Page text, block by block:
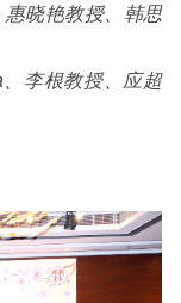
晓艳教授、韩思
李根教授、应超